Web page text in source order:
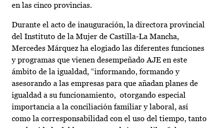
en las cinco provincias.
Durante el acto de inauguración, la directora provincial
del Instituto de la Mujer de Castilla-La Mancha,
Mercedes Márquez ha elogiado las diferentes funciones
y programas que vienen desempeñado AJE en este
ámbito de la igualdad, “informando, formando y
asesorando a las empresas para que añadan planes de
igualdad a su funcionamiento, otorgando especial
importancia a la conciliación familiar y laboral, así
como la corresponsabilidad con el uso del tiempo, tanto